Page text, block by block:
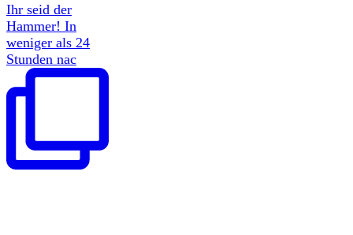
Ihr seid der
Hammer! In
weniger als 24
Stunden nac